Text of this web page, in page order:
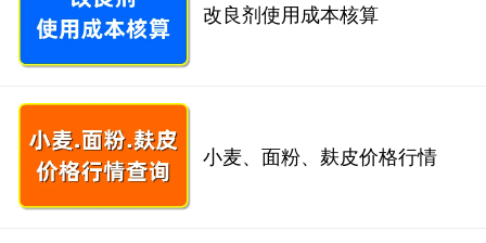
改良剂使用成本核算
小麦、面粉、麸皮价格行情